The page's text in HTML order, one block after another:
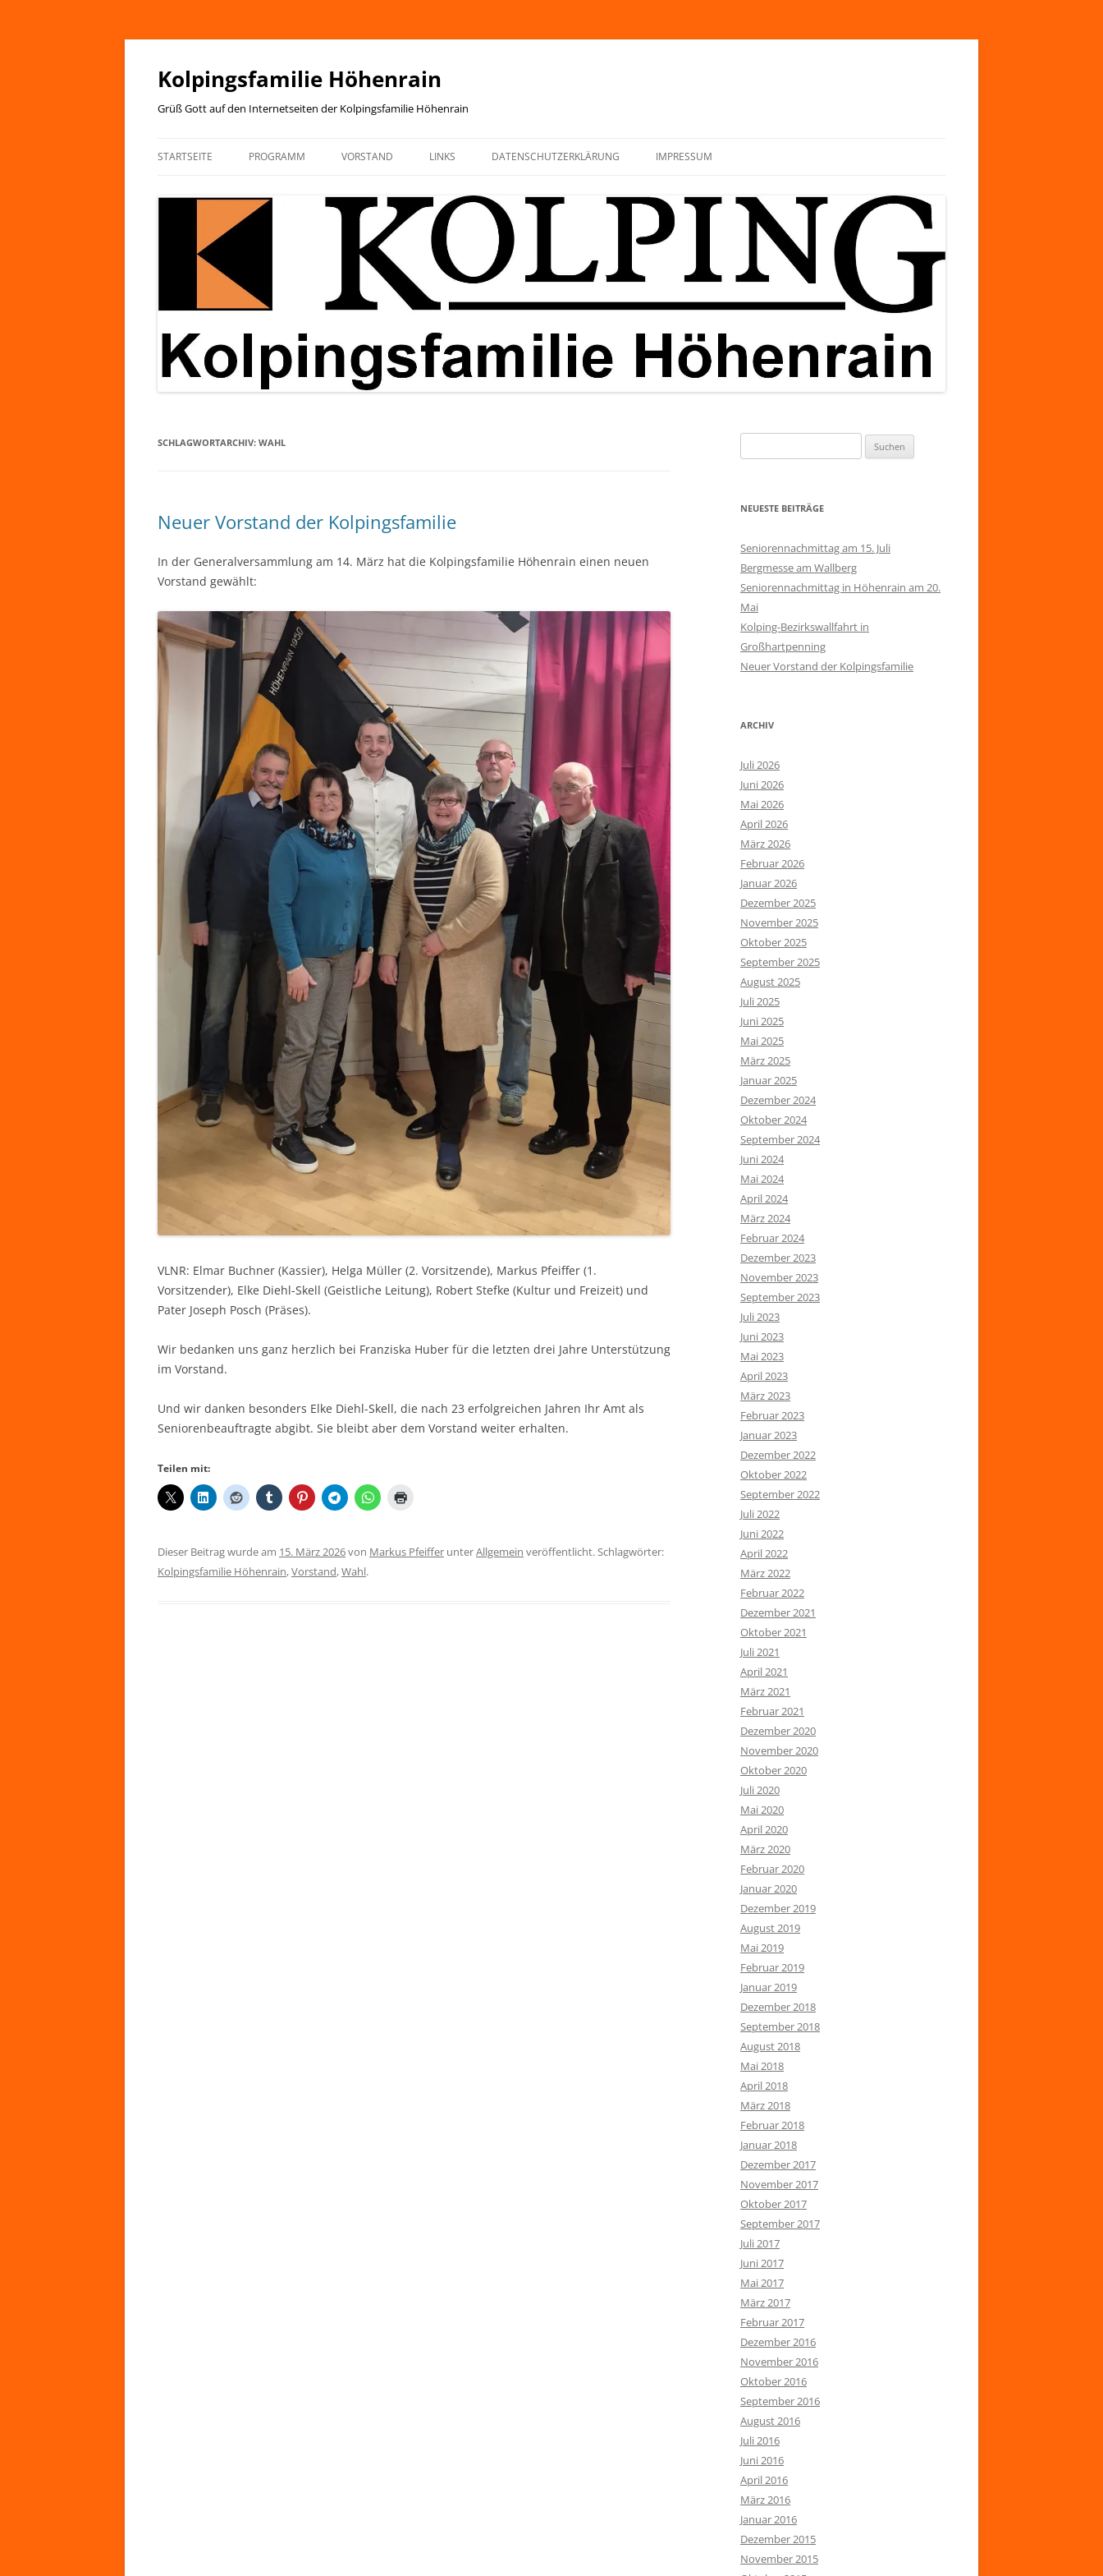
Zum
springen
Kolpingsfamilie Höhenrain
Grüß Gott auf den Internetseiten der Kolpingsfamilie Höhenrain
STARTSEITE PROGRAMM VORSTAND LINKS DATENSCHUTZERKLÄRUNG IMPRESSUM
SCHLAGWORTARCHIV: WAHL
Neuer Vorstand der Kolpingsfamilie
In der Generalversammlung am 14. März hat die Kolpingsfamilie Höhenrain einen neuen
Vorstand gewählt:
VLNR: Elmar Buchner (Kassier), Helga Müller (2. Vorsitzende), Markus Pfeiffer (1.
Vorsitzender), Elke Diehl-Skell (Geistliche Leitung), Robert Stefke (Kultur und Freizeit) und
Pater Joseph Posch (Präses).
Wir bedanken uns ganz herzlich bei Franziska Huber für die letzten drei Jahre Unterstützung
im Vorstand.
Und wir danken besonders Elke Diehl-Skell, die nach 23 erfolgreichen Jahren Ihr Amt als
Seniorenbeauftragte abgibt. Sie bleibt aber dem Vorstand weiter erhalten.
Teilen mit:
Dieser Beitrag wurde am 15. März 2026von Markus Pfeiffer unterAllgemein veröffentlicht. Schlagwörter:
Kolpingsfamilie Höhenrain,Vorstand,Wahl.
nach:
NEUESTE BEITRÄGE
Seniorennachmittag am 15. Juli
Bergmesse am Wallberg
Seniorennachmittag in Höhenrain am 20.
Mai
Kolping-Bezirkswallfahrt in
Großhartpenning
Neuer Vorstand der Kolpingsfamilie
ARCHIV
Juli 2026
Juni 2026
Mai 2026
April 2026
März 2026
Februar 2026
Januar 2026
Dezember 2025
November 2025
Oktober 2025
September 2025
August 2025
Juli 2025
Juni 2025
Mai 2025
März 2025
Januar 2025
Dezember 2024
Oktober 2024
September 2024
Juni 2024
Mai 2024
April 2024
März 2024
Februar 2024
Dezember 2023
November 2023
September 2023
Juli 2023
Juni 2023
Mai 2023
April 2023
März 2023
Februar 2023
Januar 2023
Dezember 2022
Oktober 2022
September 2022
Juli 2022
Juni 2022
April 2022
März 2022
Februar 2022
Dezember 2021
Oktober 2021
Juli 2021
April 2021
März 2021
Februar 2021
Dezember 2020
November 2020
Oktober 2020
Juli 2020
Mai 2020
April 2020
März 2020
Februar 2020
Januar 2020
Dezember 2019
August 2019
Mai 2019
Februar 2019
Januar 2019
Dezember 2018
September 2018
August 2018
Mai 2018
April 2018
März 2018
Februar 2018
Januar 2018
Dezember 2017
November 2017
Oktober 2017
September 2017
Juli 2017
Juni 2017
Mai 2017
März 2017
Februar 2017
Dezember 2016
November 2016
Oktober 2016
September 2016
August 2016
Juli 2016
Juni 2016
April 2016
März 2016
Januar 2016
Dezember 2015
November 2015